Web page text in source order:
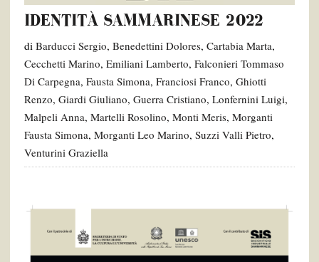
IDENTITÀ SAMMARINESE 2022
di Barducci Sergio, Benedettini Dolores, Cartabia Marta,
Cecchetti Marino, Emiliani Lamberto, Falconieri Tommaso
Di Carpegna, Fausta Simona, Franciosi Franco, Ghiotti
Renzo, Giardi Giuliano, Guerra Cristiano, Lonfernini Luigi,
Malpeli Anna, Martelli Rosolino, Monti Meris, Morganti
Fausta Simona, Morganti Leo Marino, Suzzi Valli Pietro,
Venturini Graziella